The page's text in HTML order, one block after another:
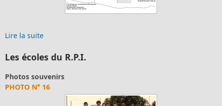
la suite
Les écoles du R.P.I.
souvenirs
N° 16